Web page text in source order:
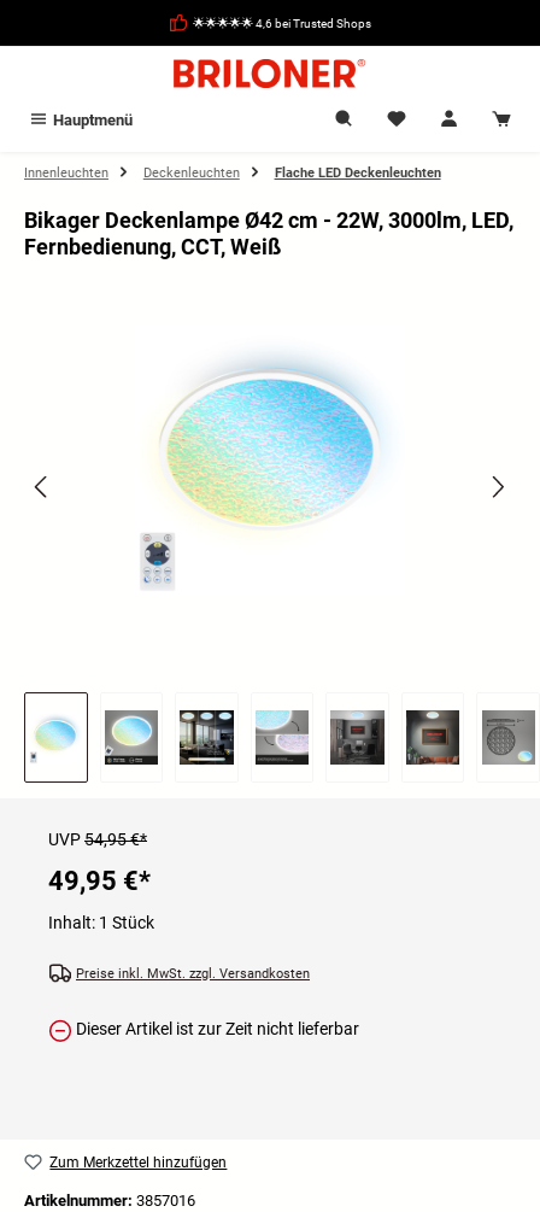
🌟🌟🌟🌟🌟 4,6 bei Trusted Shops
Hauptmenü
Innenleuchten Deckenleuchten Flache LED Deckenleuchten
Bikager Deckenlampe Ø42 cm - 22W, 3000lm, LED,
Fernbedienung, CCT, Weiß
UVP54,95 €*
49,95 €*
Inhalt: 1 Stück
Preise inkl. MwSt. zzgl. Versandkosten
Dieser Artikel ist zur Zeit nicht lieferbar
Zum Merkzettel hinzufügen
Artikelnummer: 3857016